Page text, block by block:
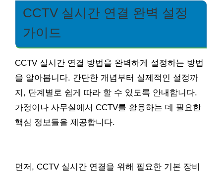
CCTV 실시간 연결 완벽 설정
가이드
CCTV 실시간 연결 방법을 완벽하게 설정하는 방법
을 알아봅니다. 간단한 개념부터 실제적인 설정까
지, 단계별로 쉽게 따라 할 수 있도록 안내합니다.
가정이나 사무실에서 CCTV를 활용하는 데 필요한
핵심 정보들을 제공합니다.
먼저, CCTV 실시간 연결을 위해 필요한 기본 장비